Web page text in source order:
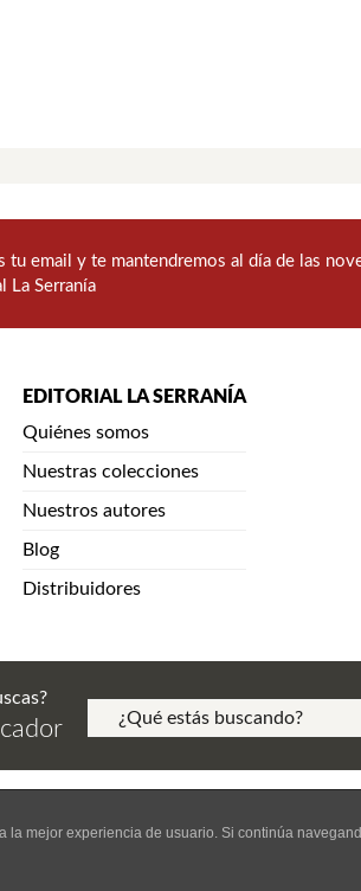
tu email y te mantendremos al día de las
La Serranía
EDITORIAL LA SERRANÍA
Quiénes somos
Nuestras colecciones
Nuestros autores
Blog
Distribuidores
Aviso de Copyright.
DESARROLLO Y DISEÑO
la mejor experiencia de usuario. Si continúa